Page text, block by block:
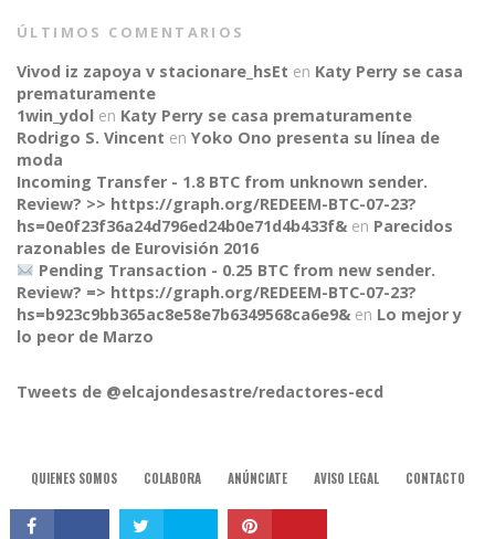
CONNECT
ÚLTIMOS COMENTARIOS
Vivod iz zapoya v stacionare_hsEt en Katy Perry se casa
prematuramente
1win_ydol en Katy Perry se casa prematuramente
Rodrigo S. Vincent en Yoko Ono presenta su línea de
moda
Incoming Transfer - 1.8 BTC from unknown sender.
Review? >> https://graph.org/REDEEM-BTC-07-23?
hs=0e0f23f36a24d796ed24b0e71d4b433f& en Parecidos
razonables de Eurovisión 2016
Pending Transaction - 0.25 BTC from new sender.
Review? => https://graph.org/REDEEM-BTC-07-23?
hs=b923c9bb365ac8e58e7b6349568ca6e9& en Lo mejor y
lo peor de Marzo
Tweets de @elcajondesastre/redactores-ecd
QUIENES SOMOS COLABORA ANÚNCIATE AVISO LEGAL CONTACTO
© 2015, El Cajón Desastre.